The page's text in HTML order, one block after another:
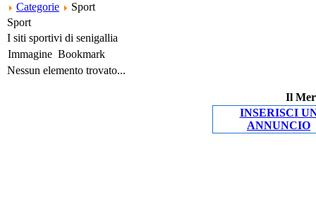
Categorie
Sport
Sport
I siti sportivi di senigallia
Immagine Bookmark
Nessun elemento trovato...
Il
INSERISCI
ANNUNCIO